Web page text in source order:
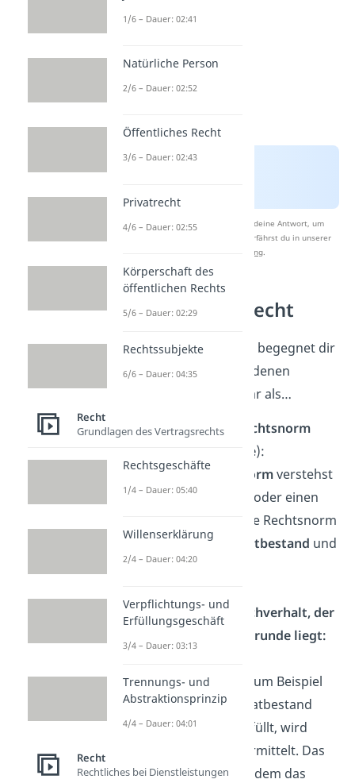
Nach Beantwortung speichern wir deine Antwort, um
Studyflix zu verbessern. Mehr dazu erfährst du in unserer
Datenschutzerklärung.
Tatbestand im Recht
Der Begriff„Tatbestand“ begegnet dir
imRechtin drei verschiedenen
Konstellationen, und zwar als…
Bestandteil einer Rechtsnorm
Normentheorie):
Unter einerRechtsnormverstehst
du einen Paragrafen oder einen
Artikel im Gesetz. Jede Rechtsnorm
besteht aus einem
Tatbestand und
einerRechtsfolge
Konkreter Lebenssachverhalt, der
einem Rechtsfall zugrunde liegt:
Lebenssachverhalt (zum Beispiel
ein Autounfall) den Tatbestand
einer Rechtsnorm erfüllt, wird
ermittelt. Das
ist ein Verfahren, bei dem das
1/6 – Dauer: 02:41
Natürliche Person
2/6 – Dauer: 02:52
Öffentliches Recht
3/6 – Dauer: 02:43
Privatrecht
4/6 – Dauer: 02:55
Körperschaft des
öffentlichen Rechts
5/6 – Dauer: 02:29
Rechtssubjekte
6/6 – Dauer: 04:35
Recht
Grundlagen des Vertragsrechts
Rechtsgeschäfte
1/4 – Dauer: 05:40
Willenserklärung
2/4 – Dauer: 04:20
Verpflichtungs- und
Erfüllungsgeschäft
3/4 – Dauer: 03:13
Trennungs- und
Abstraktionsprinzip
4/4 – Dauer: 04:01
Recht
Rechtliches bei Dienstleistungen